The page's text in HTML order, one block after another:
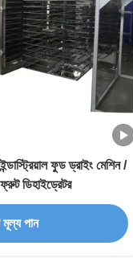
ফুড ড্রাইং মেশিন /
ফ্রুট ডিহাইড্রেটর
মূল্য পান